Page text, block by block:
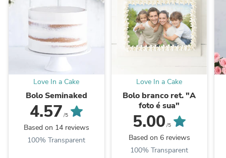
Love In a Cake
Bolo Seminaked
4.57 /5
Based on 14 reviews
100% Transparent
Love In a Cake
Bolo branco ret. "A
foto é sua"
5.00 /5
Based on 6 reviews
100% Transparent